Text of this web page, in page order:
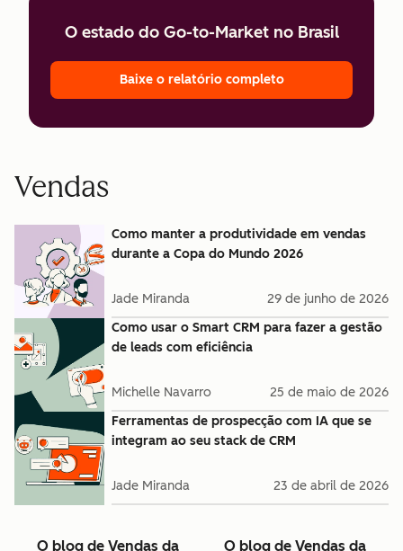
O estado do Go-to-Market no Brasil
Baixe o relatório completo
Vendas
Como manter a produtividade em vendas
durante a Copa do Mundo 2026
Jade Miranda
29 de junho de 2026
Como usar o Smart CRM para fazer a gestão
de leads com eficiência
Michelle Navarro
25 de maio de 2026
Ferramentas de prospecção com IA que se
integram ao seu stack de CRM
Jade Miranda 23 de abril de 2026
O blog de Vendas da
O blog de Vendas da